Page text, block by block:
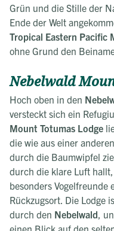
Grün und die Stille der
Ende der Welt
Tropical Eastern Pacific
ohne Grund den
Nebelwald
Hoch oben in den
versteckt sich ein
Mount Totumas Lodge
die wie aus einer
durch die Baumwipfel
durch die klare Luft
besonders Vogelfreunde
Rückzugsort. Die Lodge
durch den Nebelwald ,
einen Blick auf den